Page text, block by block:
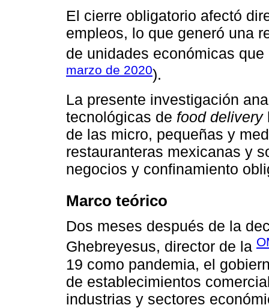
El cierre obligatorio afectó
empleos, lo que generó una
de unidades económicas
marzo de 2020).
La presente investigación
tecnológicas de food delivery
de las micro, pequeñas y
restauranteras mexicanas y
negocios y confinamiento
Marco teórico
Dos meses después de la
Ghebreyesus, director de la
19 como pandemia, el
de establecimientos
industrias y sectores